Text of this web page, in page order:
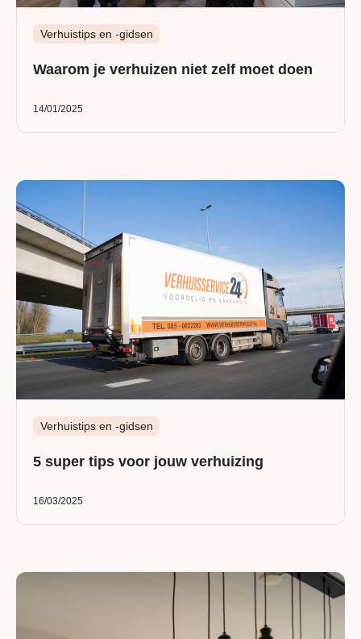
Verhuistips en -gidsen
Waarom je verhuizen niet zelf moet doen
14/01/2025
Verhuistips en -gidsen
5 super tips voor jouw verhuizing
16/03/2025